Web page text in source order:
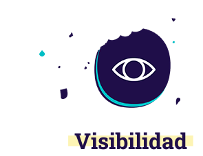
Visibilidad